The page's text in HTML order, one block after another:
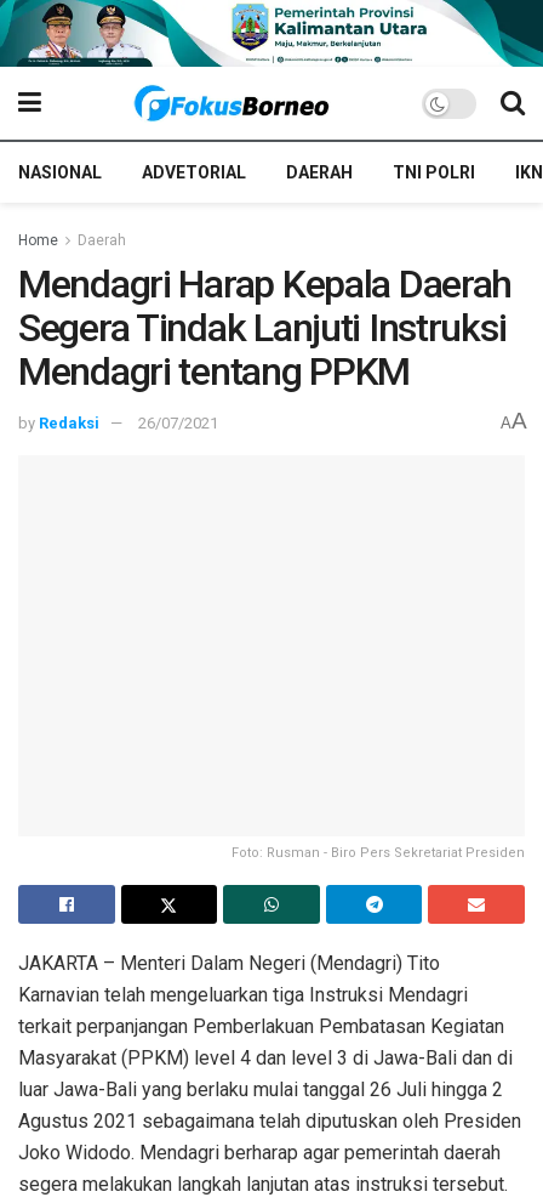
NASIONAL ADVETORIAL DAERAH TNI POLRI IKN
Home Daerah
Mendagri Harap Kepala Daerah
Segera Tindak Lanjuti Instruksi
Mendagri tentang PPKM
by Redaksi 26/07/2021 AA
Foto: Rusman - Biro Pers Sekretariat Presiden
JAKARTA – Menteri Dalam Negeri (Mendagri) Tito
Karnavian telah mengeluarkan tiga Instruksi Mendagri
terkait perpanjangan Pemberlakuan Pembatasan Kegiatan
Masyarakat (PPKM) level 4 dan level 3 di Jawa-Bali dan di
luar Jawa-Bali yang berlaku mulai tanggal 26 Juli hingga 2
Agustus 2021 sebagaimana telah diputuskan oleh Presiden
Joko Widodo. Mendagri berharap agar pemerintah daerah
segera melakukan langkah lanjutan atas instruksi tersebut.